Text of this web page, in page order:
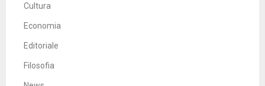
Cultura
Economia
Editoriale
Filosofia